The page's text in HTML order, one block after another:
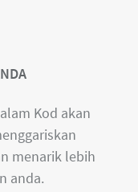
Kod akan
menarik lebih
anda.